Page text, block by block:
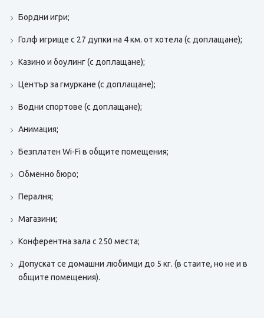
Бордни игри;
Голф игрище с 27 дупки на 4 км. от хотела (с доплащане);
Казино и боулинг (с доплащане);
Център за гмуркане (с доплащане);
Водни спортове (с доплащане);
Анимация;
Безплатен Wi-Fi в общите помещения;
Обменно бюро;
Пералня;
Магазини;
Конферентна зала с 250 места;
Допускат се домашни любимци до 5 кг. (в стаите, но не и в
общите помещения).